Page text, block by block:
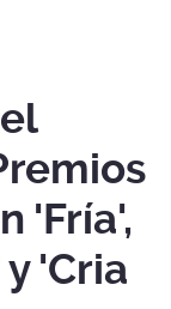
'Fría',
'Cria